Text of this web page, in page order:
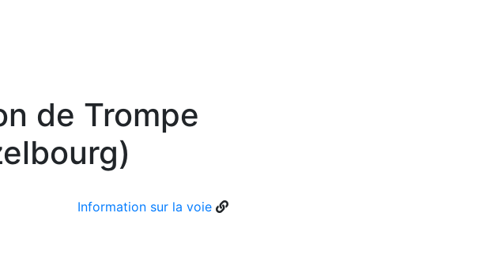
de Trompe
Information sur la voie